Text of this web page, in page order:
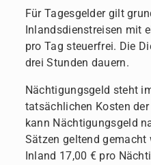
Für Tagesgelder gilt
Inlandsdienstreisen mit
pro Tag steuerfrei. Die
drei Stunden dauern.
Nächtigungsgeld steht
tatsächlichen Kosten
kann Nächtigungsgeld
Sätzen geltend gemacht
Inland 17,00 € pro